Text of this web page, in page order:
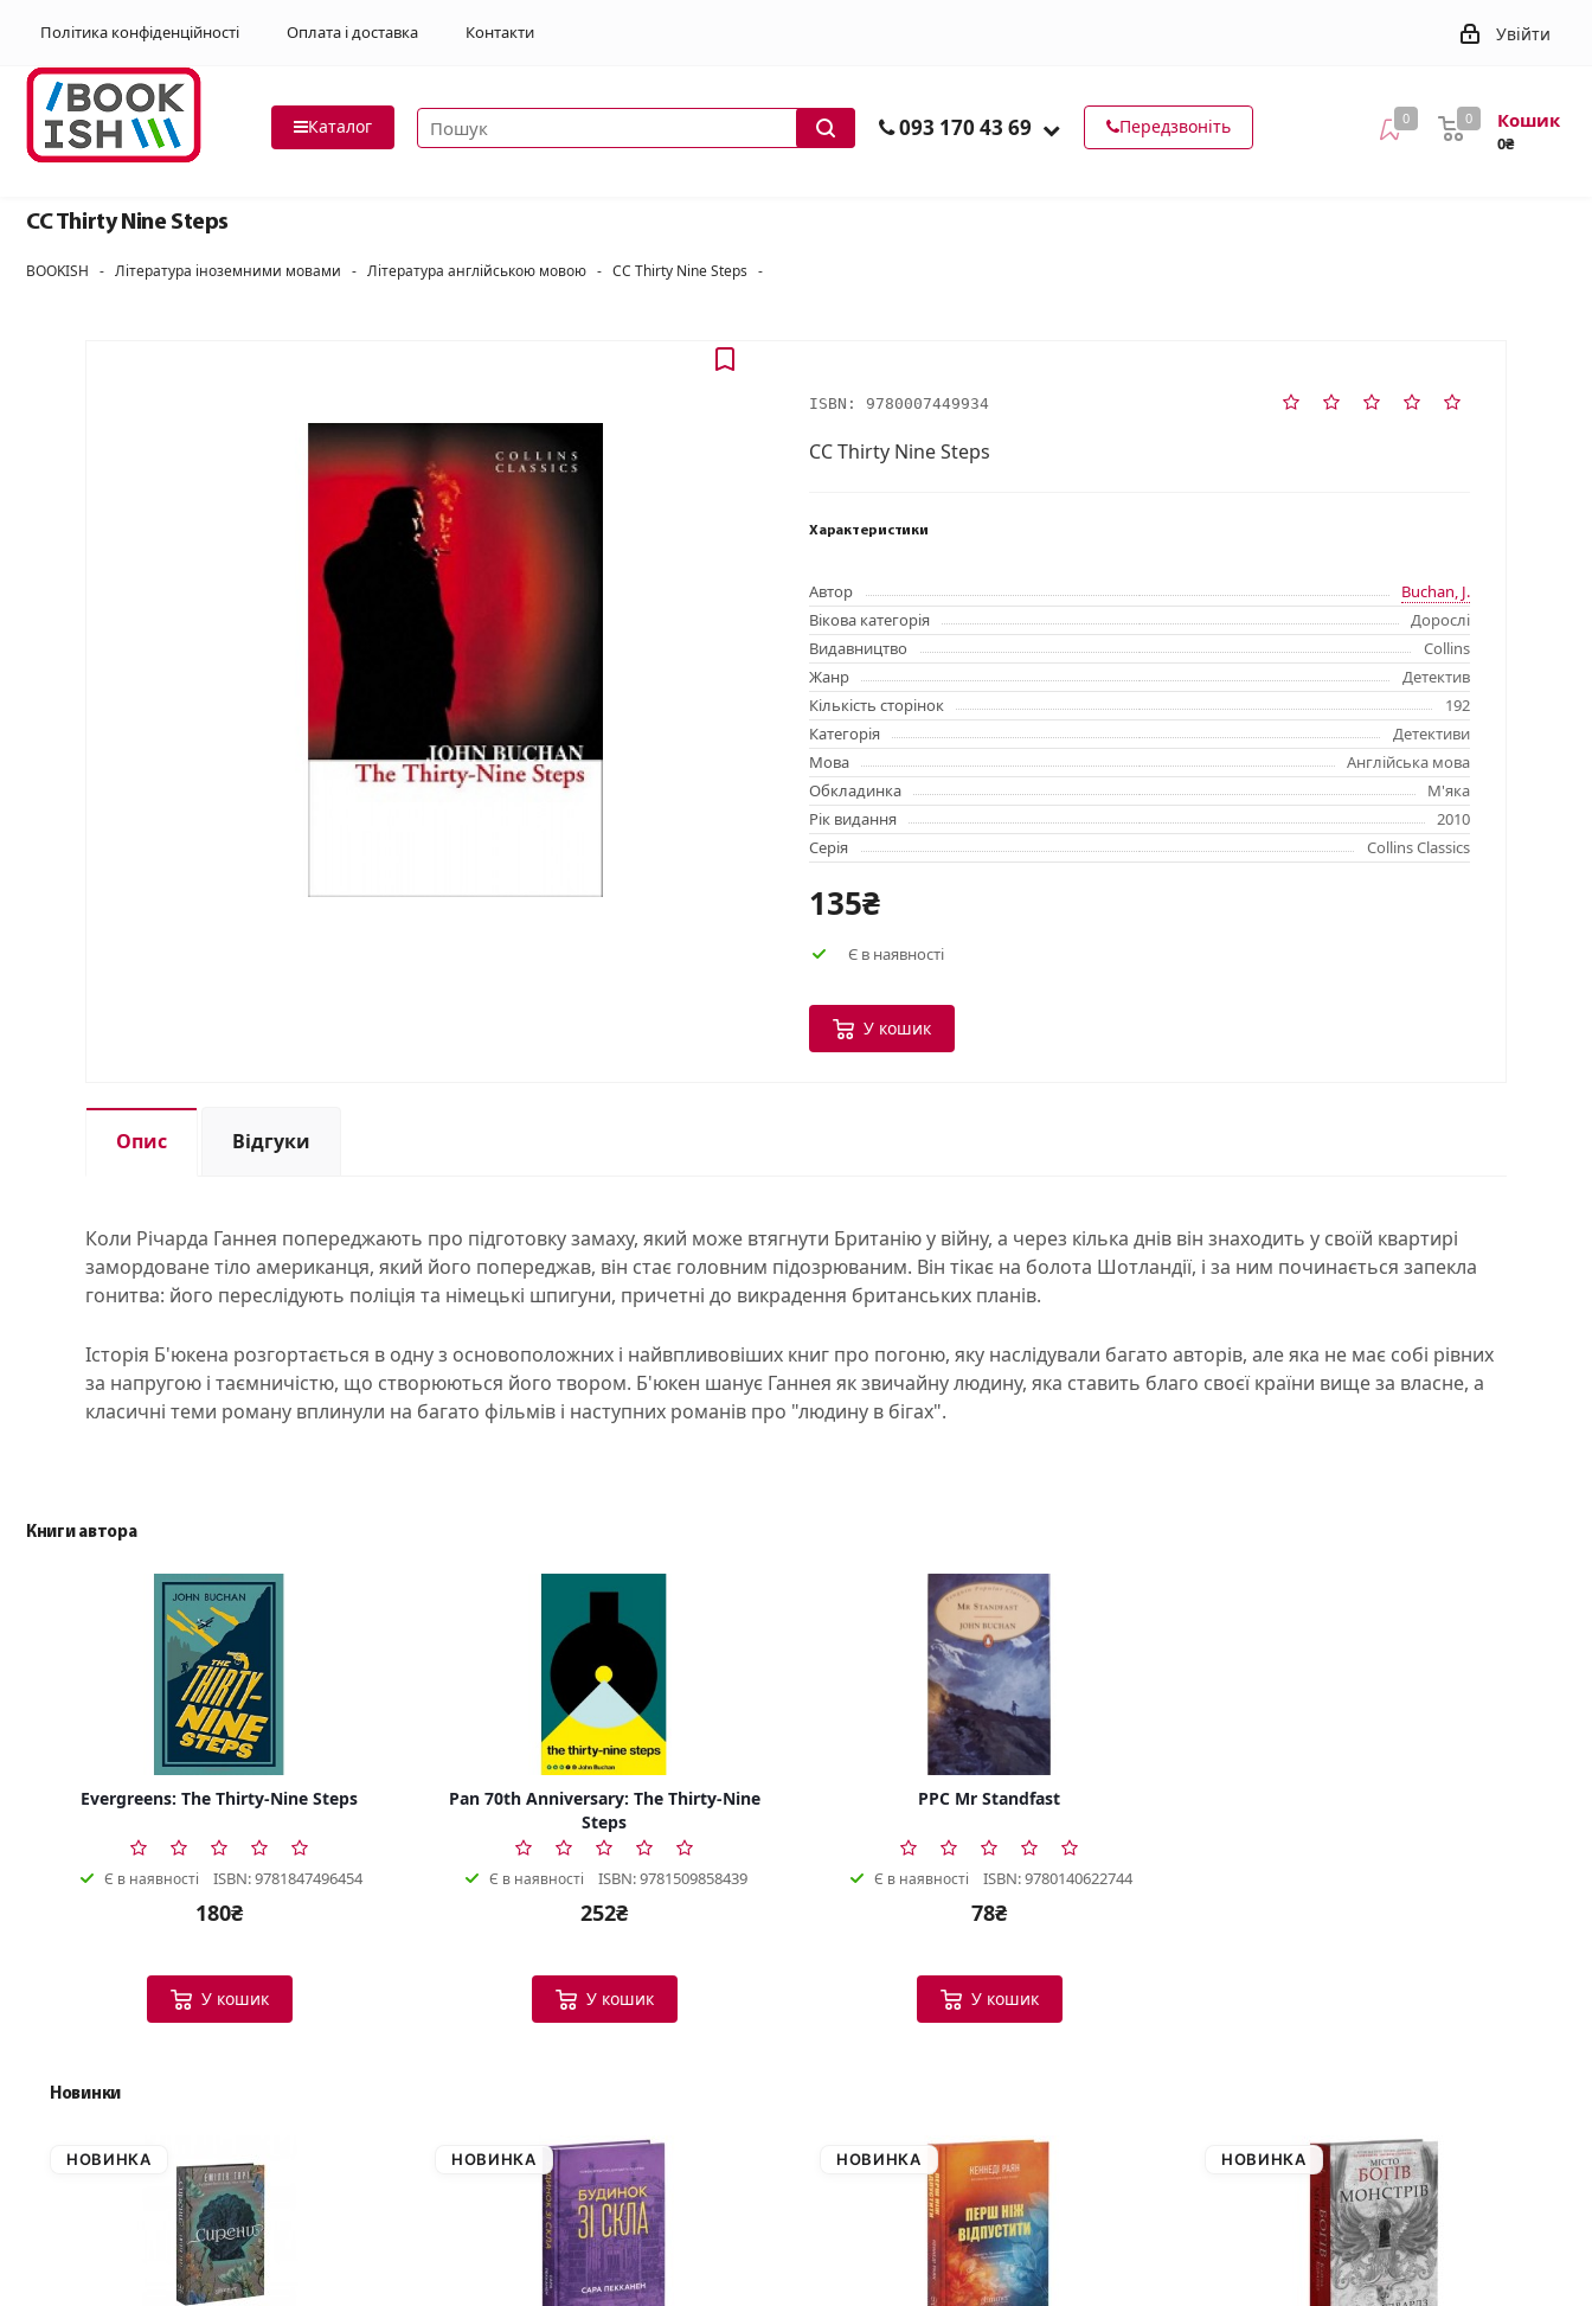
Політика конфіденційності Оплата і доставка Контакти Увійти
Каталог Пошук товарів 093 170 43 69 Передзвоніть 0 Кошик
0₴
0
CC Thirty Nine Steps
BOOKISH - Література іноземними мовами - Література англійською мовою - CC Thirty Nine Steps -
ISBN: 9780007449934
CC Thirty Nine Steps
Характеристики
Автор
Buchan, J.
Вікова категорія
Дорослі
Видавництво
Collins
Жанр
Детектив
Кількість сторінок
192
Категорія
Детективи
Мова
Англійська мова
Обкладинка
М'яка
Рік видання
2010
Серія
Collins Classics
135₴
Є в наявності
У кошик
Опис Відгуки
Коли Річарда Ганнея попереджають про підготовку замаху, який може втягнути Британію у війну, а через кілька днів він знаходить у своїй квартирі
замордоване тіло американця, який його попереджав, він стає головним підозрюваним. Він тікає на болота Шотландії, і за ним починається запекла
гонитва: його переслідують поліція та німецькі шпигуни, причетні до викрадення британських планів.
Історія Б'юкена розгортається в одну з основоположних і найвпливовіших книг про погоню, яку наслідували багато авторів, але яка не має собі рівних
за напругою і таємничістю, що створюються його твором. Б'юкен шанує Ганнея як звичайну людину, яка ставить благо своєї країни вище за власне, а
класичні теми роману вплинули на багато фільмів і наступних романів про "людину в бігах".
Книги автора
Evergreens: The Thirty-Nine Steps
Є в наявності ISBN: 9781847496454
180₴
У кошик
Pan 70th Anniversary: The Thirty-Nine
Steps
Є в наявності ISBN: 9781509858439
252₴
У кошик
PPC Mr Standfast
Є в наявності ISBN: 9780140622744
78₴
У кошик
Новинки
НОВИНКА НОВИНКА НОВИНКА НОВИНКА